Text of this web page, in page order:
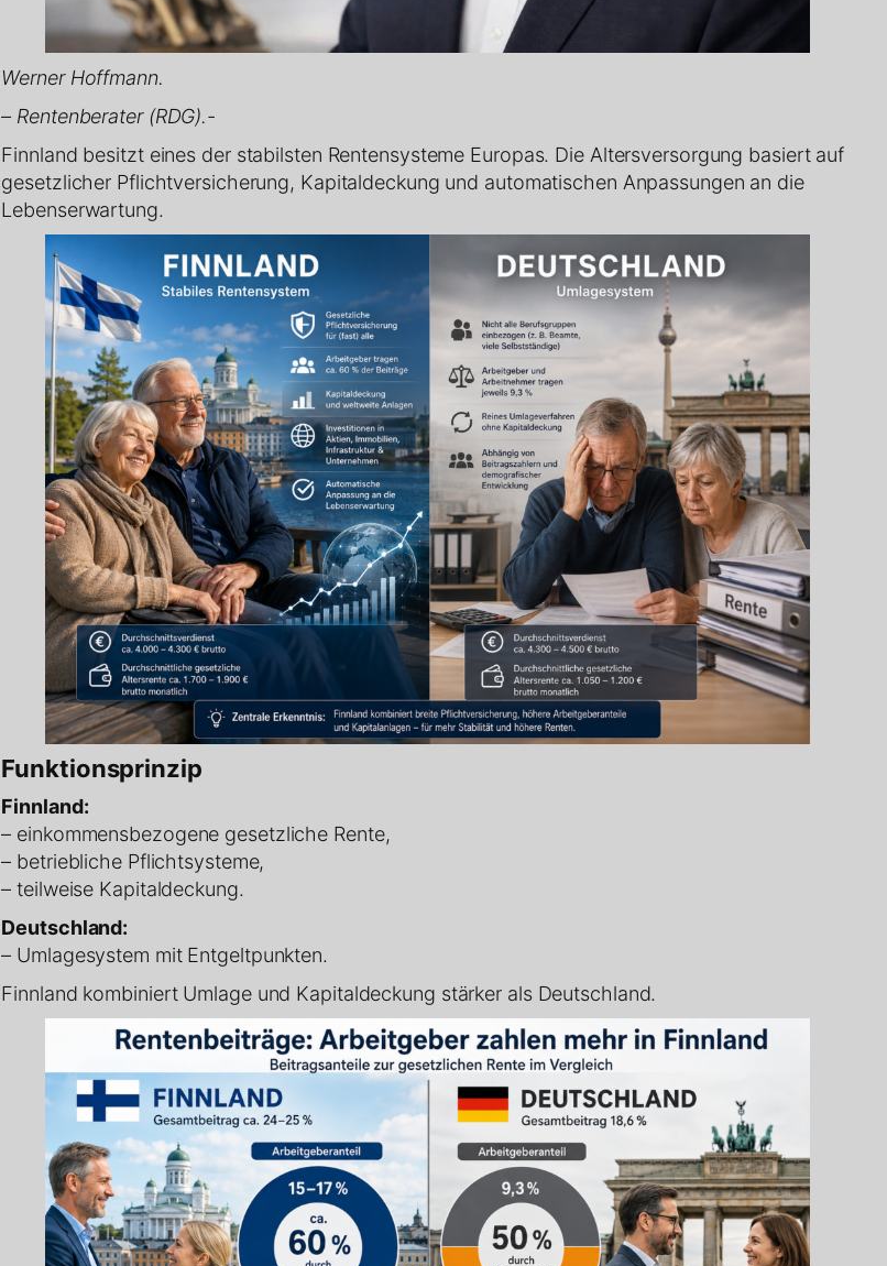
Werner Hoffmann.
– Rentenberater (RDG).-
Finnland besitzt eines der stabilsten Rentensysteme Europas. Die Altersversorgung basiert auf
gesetzlicher Pflichtversicherung, Kapitaldeckung und automatischen Anpassungen an die
Lebenserwartung.
Funktionsprinzip
Finnland:
– einkommensbezogene gesetzliche Rente,
– betriebliche Pflichtsysteme,
– teilweise Kapitaldeckung.
Deutschland:
– Umlagesystem mit Entgeltpunkten.
Finnland kombiniert Umlage und Kapitaldeckung stärker als Deutschland.